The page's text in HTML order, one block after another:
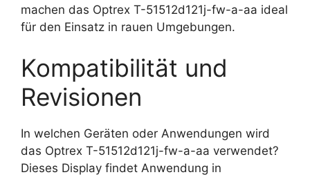
machen das Optrex T-51512d121j-fw-a-aa ideal
für den Einsatz in rauen Umgebungen.
Kompatibilität und
Revisionen
In welchen Geräten oder Anwendungen wird
das Optrex T-51512d121j-fw-a-aa verwendet?
Dieses Display findet Anwendung in